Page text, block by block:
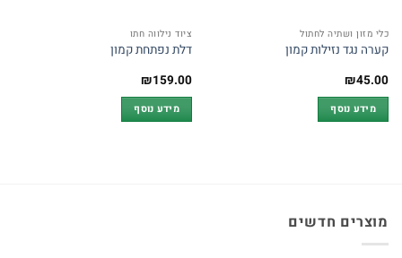
כלי מזון ושתיה לחתול
קערה נגד נזילות קמון
₪45.00
מידע נוסף
ציוד נילווה חתו
דלת נפתחת קמון
₪159.00
מידע נוסף
מוצרים חדשים